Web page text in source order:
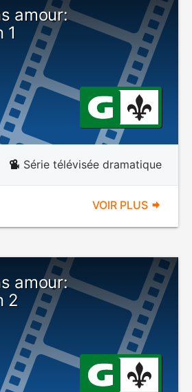
amour:
1
Série télévisée dramatique
VOIR PLUS
amour:
2